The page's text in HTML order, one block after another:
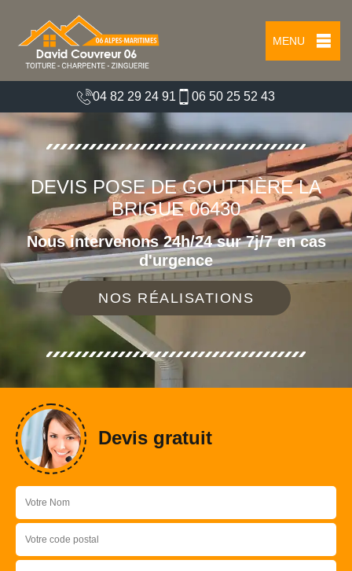
MENU
04 82 29 24 91 06 50 25 52 43
DEVIS POSE DE GOUTTIÈRE LA
BRIGUE 06430
Nous intervenons 24h/24 sur 7j/7 en cas
d'urgence
NOS RÉALISATIONS
Devis gratuit